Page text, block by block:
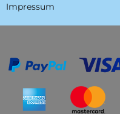
Impressum